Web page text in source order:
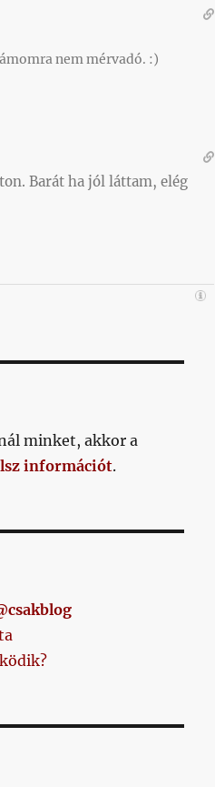
nem mérvadó. :)
Barát ha jól láttam, elég
minket, akkor a
információt.